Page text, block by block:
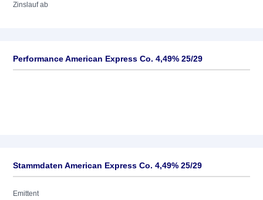
Zinslauf ab
Performance American Express Co. 4,49% 25/29
Stammdaten American Express Co. 4,49% 25/29
Emittent